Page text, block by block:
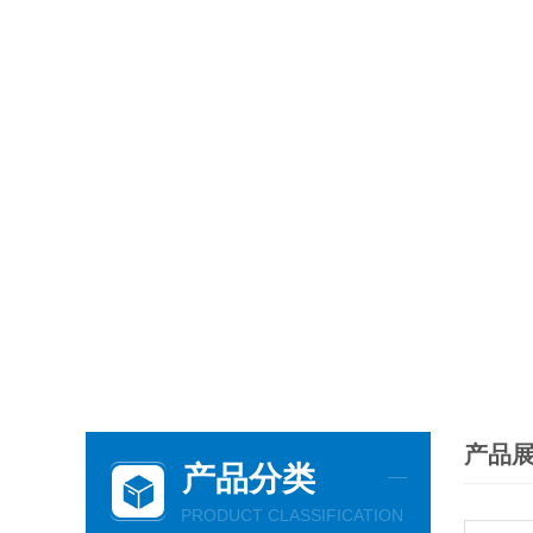
产品分类
PRODUCT CLASSIFICATION
产品